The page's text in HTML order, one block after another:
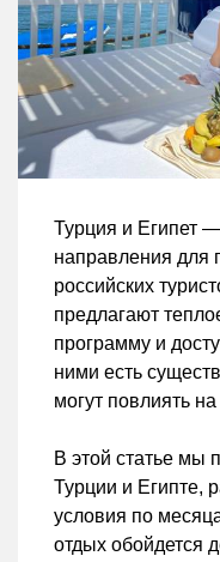
Турция и Египет
направления для
российских
предлагают
программу и
ними есть
могут повлиять
В этой статье мы
Турции и Египте,
условия по
отдых обойдется